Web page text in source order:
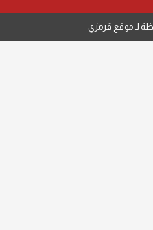
لـ موقع قرمزي